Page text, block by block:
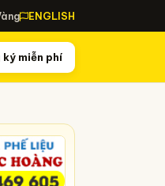
ENGLISH
miễn phí